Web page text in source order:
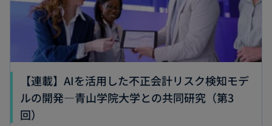
【連載】AIを活用した不正会計リスク検知モデ
ルの開発―青山学院大学との共同研究（第3
回）